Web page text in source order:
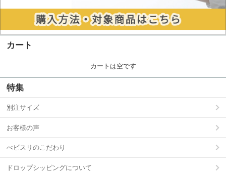
カート
カートは空です
特集
別注サイズ
お客様の声
べビスリのこだわり
ドロップシッピングについて